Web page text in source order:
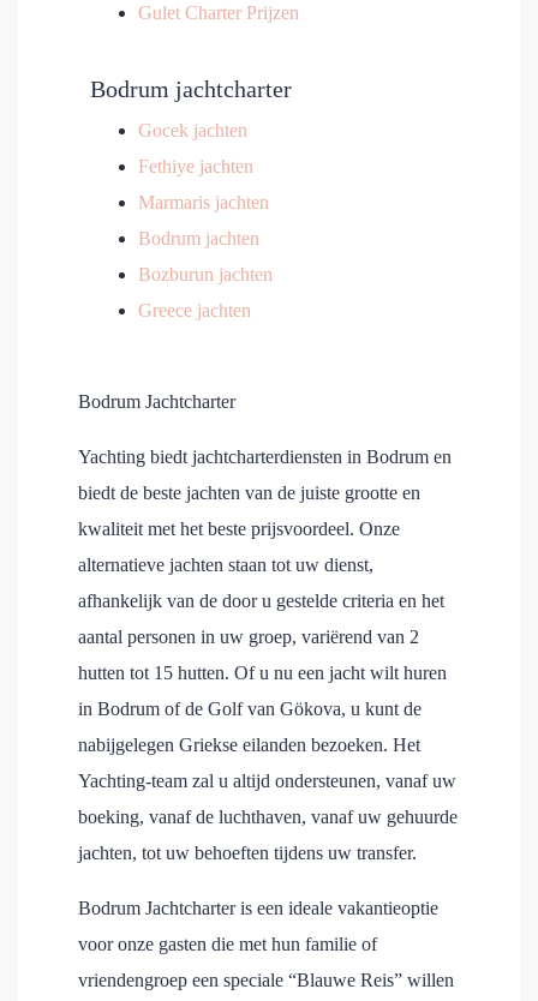
Gulet Charter Prijzen
Bodrum jachtcharter
Gocek jachten
Fethiye jachten
Marmaris jachten
Bodrum jachten
Bozburun jachten
Greece jachten
Bodrum Jachtcharter
Yachting biedt jachtcharterdiensten in Bodrum en
biedt de beste jachten van de juiste grootte en
kwaliteit met het beste prijsvoordeel. Onze
alternatieve jachten staan tot uw dienst,
afhankelijk van de door u gestelde criteria en het
aantal personen in uw groep, variërend van 2
hutten tot 15 hutten. Of u nu een jacht wilt huren
in Bodrum of de Golf van Gökova, u kunt de
nabijgelegen Griekse eilanden bezoeken. Het
Yachting-team zal u altijd ondersteunen, vanaf uw
boeking, vanaf de luchthaven, vanaf uw gehuurde
jachten, tot uw behoeften tijdens uw transfer.
Bodrum Jachtcharter is een ideale vakantieoptie
voor onze gasten die met hun familie of
vriendengroep een speciale “Blauwe Reis” willen